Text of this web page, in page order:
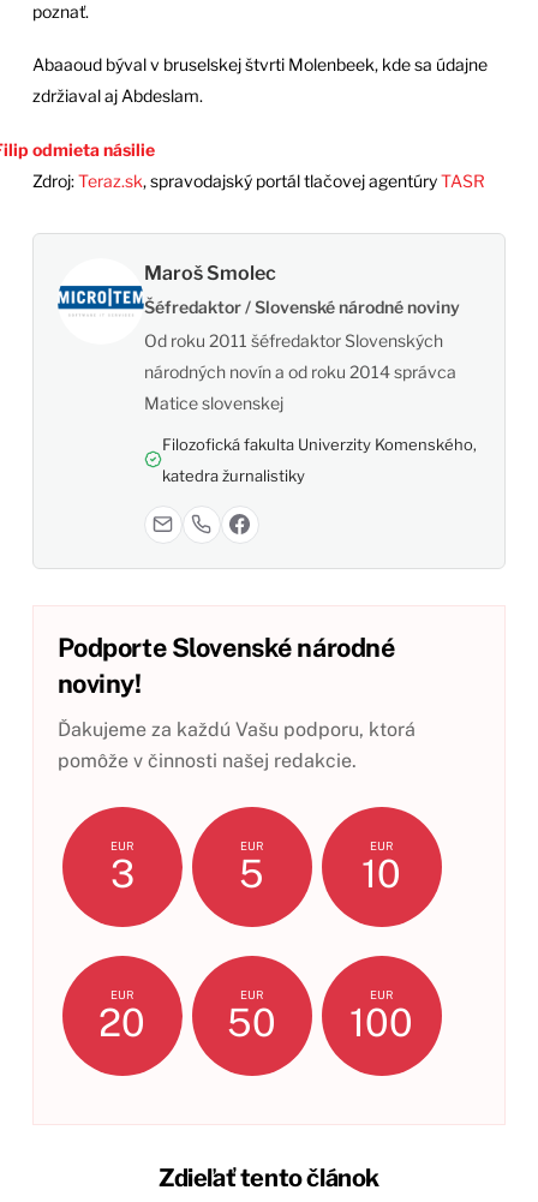
poznať.
Abaaoud býval v bruselskej štvrti Molenbeek, kde sa údajne
zdržiaval aj Abdeslam.
odmieta násilie
Zdroj:Teraz.sk, spravodajský portál tlačovej agentúryTASR
Maroš Smolec
Šéfredaktor / Slovenské národné noviny
Od roku 2011 šéfredaktor Slovenských
národných novín a od roku 2014 správca
Matice slovenskej
Filozofická fakulta Univerzity Komenského,
katedra žurnalistiky
Podporte Slovenské národné
noviny!
Ďakujeme za každú Vašu podporu, ktorá
pomôže v činnosti našej redakcie.
EUR
3
EUR
5
EUR
10
EUR
20
EUR
50
EUR
100
Zdieľať tento článok